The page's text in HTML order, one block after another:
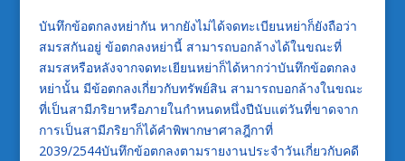
บันทึกข้อตกลงหย่ากัน หากยังไม่ได้จดทะเบียนหย่าก็ยังถือว่า
สมรสกันอยู่ ข้อตกลงหย่านี้ สามารถบอกล้างได้ในขณะที่
สมรสหรือหลังจากจดทะเยียนหย่าก็ได้หากว่าบันทึกข้อตกลง
หย่านั้น มีข้อตกลงเกี่ยวกับทรัพย์สิน สามารถบอกล้างในขณะ
ที่เป็นสามีภริยาหรือภายในกำหนดหนึ่งปีนับแต่วันที่ขาดจาก
การเป็นสามีภริยาก็ได้คำพิพากษาศาลฎีกาที่
2039/2544บันทึกข้อตกลงตามรายงานประจำวันเกี่ยวกับคดี